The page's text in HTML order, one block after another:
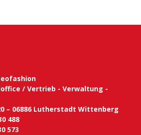
/ Vertrieb - Verwaltung -
– 06886 Lutherstadt Wittenberg
488
573